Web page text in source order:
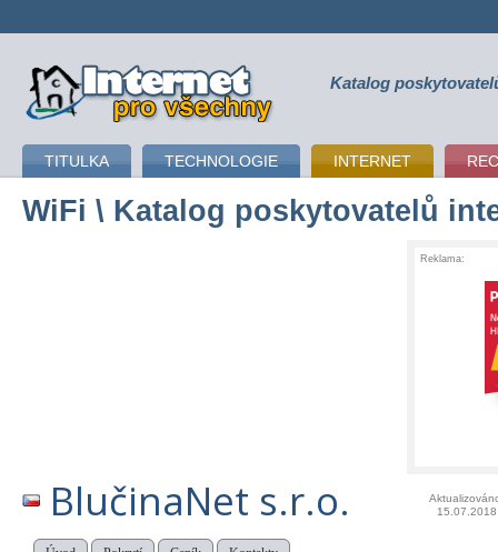
připojení k internetu Katalog
TITULKA TECHNOLOGIE INTERNET
WiFi \ Katalog poskytovatelů
Reklama:
BlučinaNet s.r.o.
15.07.2018